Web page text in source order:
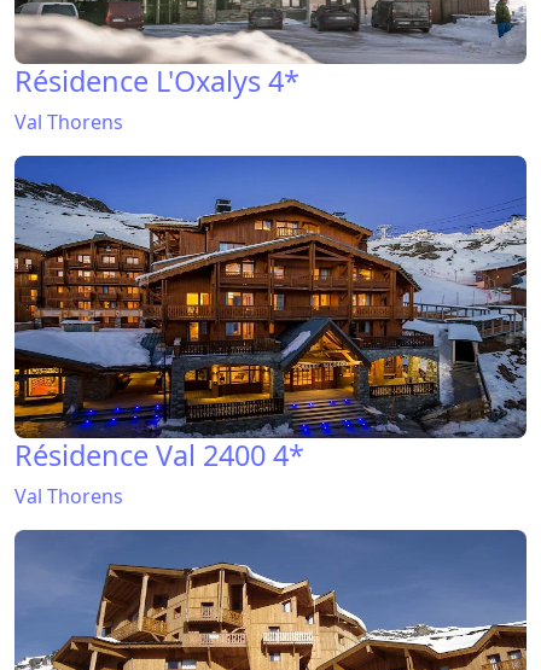
Résidence L'Oxalys 4*
Val Thorens
Résidence Val 2400 4*
Val Thorens